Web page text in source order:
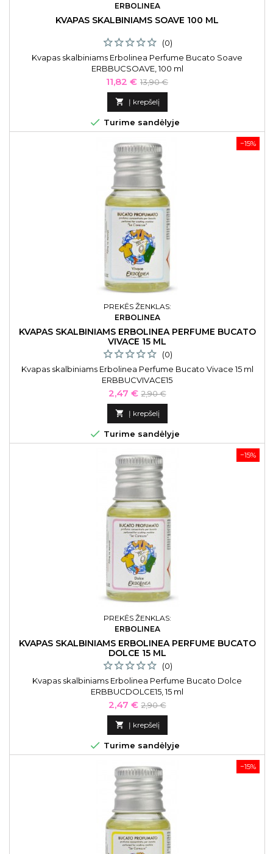
ERBOLINEA
KVAPAS SKALBINIAMS SOAVE 100 ML
(0)
Kvapas skalbiniams Erbolinea Perfume Bucato Soave
ERBBUCSOAVE, 100 ml
Kaina
11,82 € Bazinė
kaina
13,90 €
 Į krepšelį
 Turime sandėlyje
−15%
PREKĖS ŽENKLAS:
ERBOLINEA
KVAPAS SKALBINIAMS ERBOLINEA PERFUME BUCATO
VIVACE 15 ML
(0)
Kvapas skalbiniams Erbolinea Perfume Bucato Vivace 15 ml
ERBBUCVIVACE15
Kaina
2,47 € Bazinė
kaina
2,90 €
 Į krepšelį
 Turime sandėlyje
−15%
PREKĖS ŽENKLAS:
ERBOLINEA
KVAPAS SKALBINIAMS ERBOLINEA PERFUME BUCATO
DOLCE 15 ML
(0)
Kvapas skalbiniams Erbolinea Perfume Bucato Dolce
ERBBUCDOLCE15, 15 ml
Kaina
2,47 € Bazinė
kaina
2,90 €
 Į krepšelį
 Turime sandėlyje
−15%